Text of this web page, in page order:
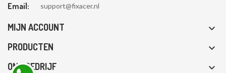
Email: support@fixacer.nl
MIJN ACCOUNT 
PRODUCTEN 
ONS BEDRIJF 